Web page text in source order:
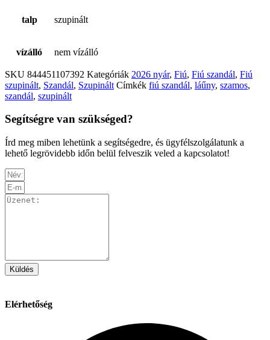
talp szupinált
vízálló nem vízálló
SKU 844451107392 Kategóriák 2026 nyár, Fiú, Fiú szandál, Fiú
szupinált, Szandál, Szupinált Címkék fiú szandál, láűny, szamos,
szandál, szupinált
Segítségre van szükséged?
Írd meg miben lehetünk a segítségedre, és ügyfélszolgálatunk a
lehető legrövidebb időn belül felveszik veled a kapcsolatot!
Küldés
Elérhetőség